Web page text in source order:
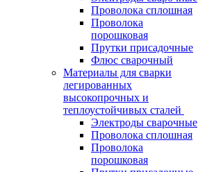
Проволока сплошная
Проволока
порошковая
Прутки присадочные
Флюс сварочный
Материалы для сварки
легированных
высокопрочных и
теплоустойчивых сталей
Электроды сварочные
Проволока сплошная
Проволока
порошковая